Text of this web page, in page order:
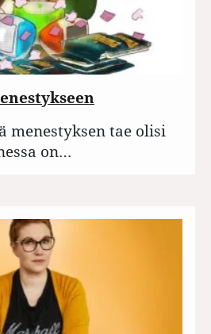
menestyksen tae olisi
on…